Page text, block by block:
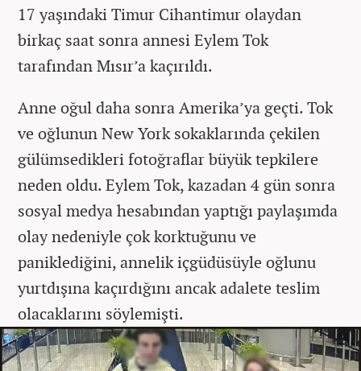
17 yaşındaki Timur Cihantimur olaydan
birkaç saat sonra annesi Eylem Tok
tarafından Mısır’a kaçırıldı.
Anne oğul daha sonra Amerika’ya geçti. Tok
ve oğlunun New York sokaklarında çekilen
gülümsedikleri fotoğraflar büyük tepkilere
neden oldu. Eylem Tok, kazadan 4 gün sonra
sosyal medya hesabından yaptığı paylaşımda
olay nedeniyle çok korktuğunu ve
paniklediğini, annelik içgüdüsüyle oğlunu
yurtdışına kaçırdığını ancak adalete teslim
olacaklarını söylemişti.